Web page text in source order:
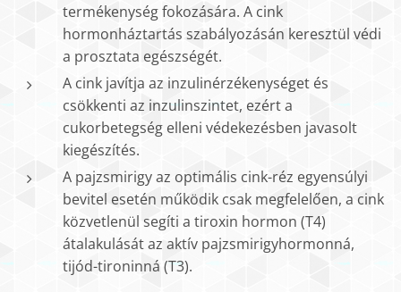
termékenység fokozására. A cink
hormonháztartás szabályozásán keresztül védi
a prosztata egészségét.
A cink javítja az inzulinérzékenységet és
csökkenti az inzulinszintet, ezért a
cukorbetegség elleni védekezésben javasolt
kiegészítés.
A pajzsmirigy az optimális cink-réz egyensúlyi
bevitel esetén működik csak megfelelően, a cink
közvetlenül segíti a tiroxin hormon (T4)
átalakulását az aktív pajzsmirigyhormonná,
tijód-tironinná (T3).